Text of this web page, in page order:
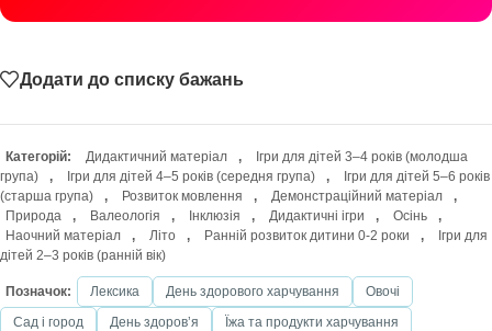
Додати до списку бажань
Категорій: Дидактичний матеріал ,
Ігри для дітей 3–4 років (молодша
група)
, Ігри для дітей 4–5 років (середня група) ,
Ігри для дітей 5–6 років
(старша група)
, Розвиток мовлення , Демонстраційний матеріал
,
Природа
, Валеологія , Інклюзія , Дидактичні ігри , Осінь
,
Наочний матеріал
, Літо , Ранній розвиток дитини 0-2 роки ,
Ігри для
дітей 2–3 років (ранній вік)
Позначок: Лексика День здорового харчування
Овочі
Сад і город
День здоровʼя Їжа та продукти харчування